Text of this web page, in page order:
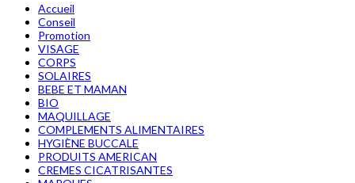
Accueil
Conseil
Promotion
VISAGE
CORPS
SOLAIRES
BEBE ET MAMAN
BIO
MAQUILLAGE
COMPLEMENTS ALIMENTAIRES
HYGIÈNE BUCCALE
PRODUITS AMERICAN
CREMES CICATRISANTES